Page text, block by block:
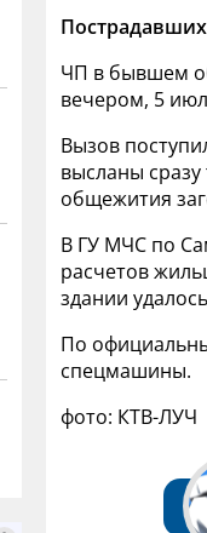
ЧП в бывшем
вечером, 5
Вызов
высланы
общежития
В ГУ МЧС по
расчетов
здании
По
спецмашины.
фото: КТВ-ЛУЧ